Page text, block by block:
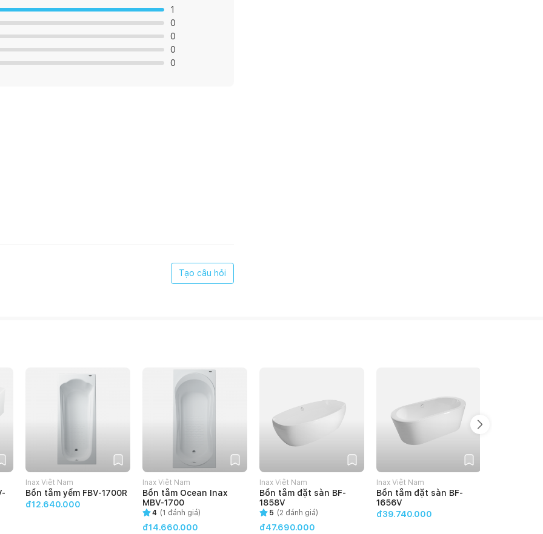
1
0
0
0
0
Tạo câu hỏi
Inax Việt Nam
Bồn tắm yếm FBV-1700R
đ12.640.000
Inax Việt Nam
Bồn tắm Ocean Inax
MBV-1700
4 (1 đánh giá)
đ14.660.000
Inax Việt Nam
Bồn tắm đặt sàn BF-
1858V
5 (2 đánh giá)
đ47.690.000
Inax Việt Nam
Bồn tắm đặt sàn BF-
1656V
đ39.740.000